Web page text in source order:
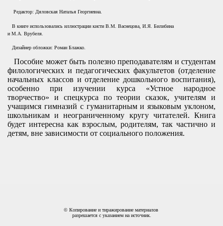
Редактор: Дяловская Наталья Георгиевна.
В книге использовались иллюстрации кисти В.М. Васнецова, И.Я. Билибина
и М.А. Врубеля.
Дизайнер обложки: Роман Блажко.
Пособие может быть полезно преподавателям и студентам
филологических и педагогических факультетов (отделение
начальных классов и отделение дошкольного воспитания),
особенно при изучении курса «Устное народное
творчество» и спецкурса по теории сказок, учителям и
учащимся гимназий с гуманитарным и языковым уклоном,
школьникам и неограниченному кругу читателей. Книга
будет интересна как взрослым, родителям, так частично и
детям, вне зависимости от социального положения.
© Копирование и тиражирование материалов
разрешается с указанием на источник.